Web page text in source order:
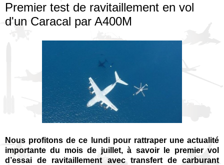
Premier test de ravitaillement en vol
d'un Caracal par A400M
Nous profitons de ce lundi pour rattraper une actualité
importante du mois de juillet, à savoir le premier vol
d’essai de ravitaillement avec transfert de carburant